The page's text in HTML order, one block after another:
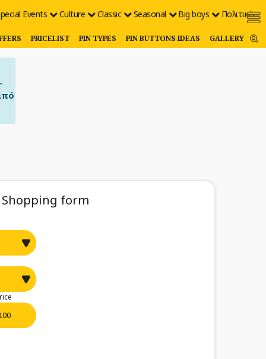
Events Culture Classic Seasonal Big boys Πολιτικές
PRICELIST PIN TYPES PIN BUTTONS IDEAS GALLERY
Shopping form